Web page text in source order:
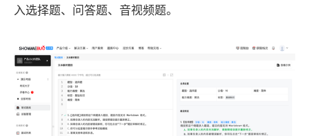
入选择题、问答题、音视频题。